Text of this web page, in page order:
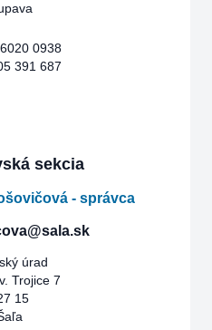
0938
391 687
sekcia
- správca
úrad
Trojice 7
15